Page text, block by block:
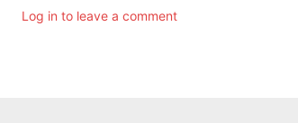
Log in to leave a comment